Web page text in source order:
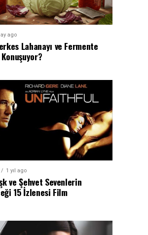
ay ago
Lahanayı ve Fermente
1 yıl ago
ve Şehvet Sevenlerin
15 İzlenesi Film